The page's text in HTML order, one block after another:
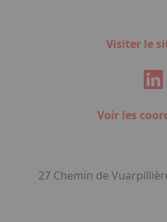
Visiter le
Voir les
27 Chemin de